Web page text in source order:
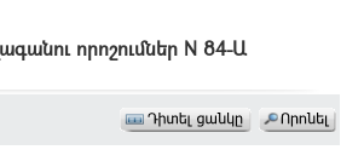
որոշումներ N 84-Ա